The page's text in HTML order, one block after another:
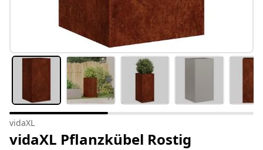
vidaXL
vidaXL Pflanzkübel Rostig